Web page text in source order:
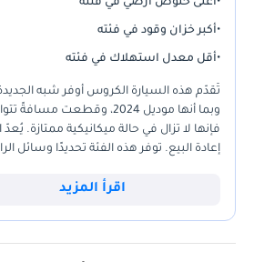
•أكبر خزان وقود في فئته
•أقل معدل استهلاك في فئته
تُقدّم هذه السيارة الكروس أوفر شبه
فإنها لا تزال في حالة ميكانيكية ممتازة.
إعادة البيع. توفر هذه الفئة تحديدًا وسائل
هذه السيارة مدخلاً آمنًا إلى عالم سيارات
اقرأ المزيد